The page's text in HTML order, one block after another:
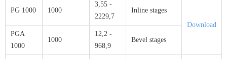
PG 1000 1000
3,55 -
2229,7
Inline stages
Download
PGA
1000
1000
12,2 -
968,9
Bevel stages